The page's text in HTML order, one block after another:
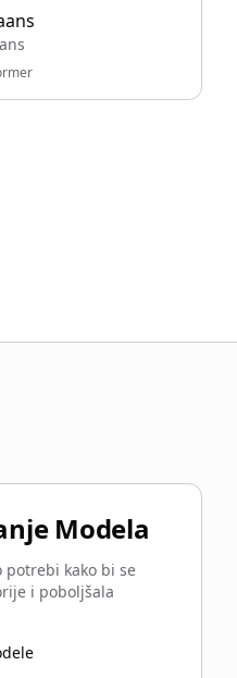
Modela
potrebi kako bi se
i poboljšala